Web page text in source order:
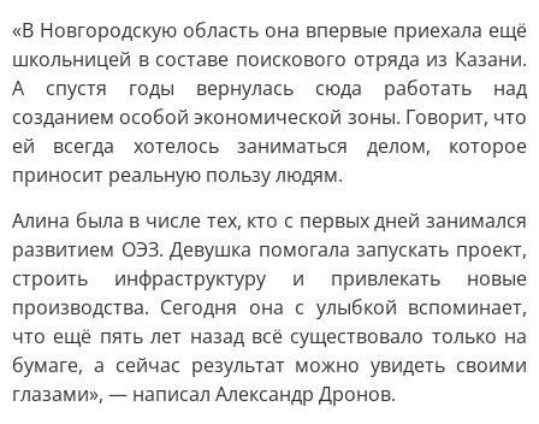
«В Новгородскую область она впервые приехала ещё
школьницей в составе поискового отряда из Казани.
А спустя годы вернулась сюда работать над
созданием особой экономической зоны. Говорит, что
ей всегда хотелось заниматься делом, которое
приносит реальную пользу людям.
Алина была в числе тех, кто с первых дней занимался
развитием ОЭЗ. Девушка помогала запускать проект,
строить инфраструктуру и привлекать новые
производства. Сегодня она с улыбкой вспоминает,
что ещё пять лет назад всё существовало только на
бумаге, а сейчас результат можно увидеть своими
глазами», — написал Александр Дронов.